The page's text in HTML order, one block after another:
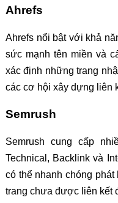
Ahrefs
Ahrefs nổi bật với khả
sức mạnh tên miền và
xác định những trang
các cơ hội xây dựng liên
Semrush
Semrush cung cấp
Technical, Backlink và
có thể nhanh chóng
trang chưa được liên kết